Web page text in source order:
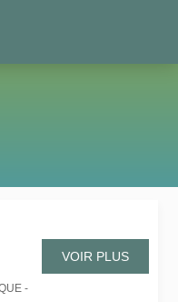
-
VOIR PLUS